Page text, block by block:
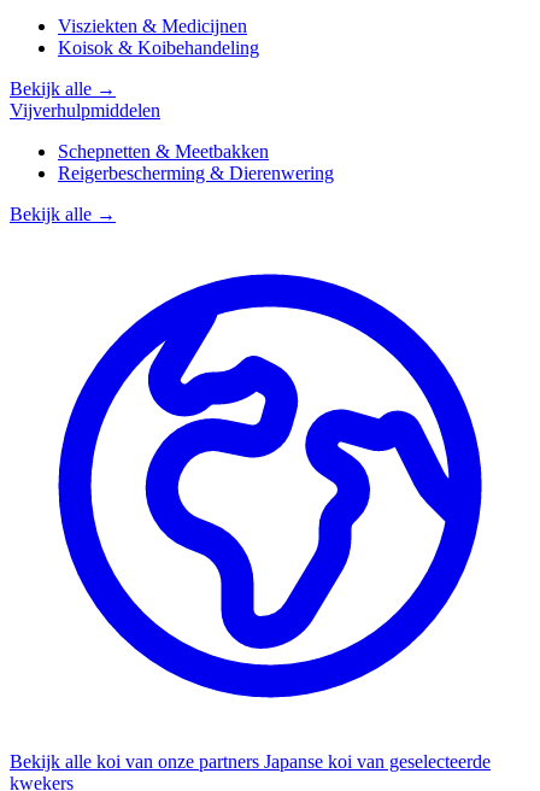
Visziekten & Medicijnen
Koisok & Koibehandeling
Bekijk alle →
Vijverhulpmiddelen
Schepnetten & Meetbakken
Reigerbescherming & Dierenwering
Bekijk alle →
Bekijk alle koi van onze partners Japanse koi van geselecteerde
kwekers